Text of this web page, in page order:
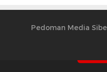
Pedoman Media